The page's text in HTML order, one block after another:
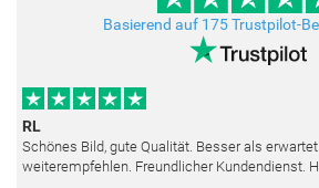
Basierend auf 175 Trustpilot-
RL
Schönes Bild, gute Qualität. Besser als
weiterempfehlen. Freundlicher Kundendienst. Haben sich sehr bemüht